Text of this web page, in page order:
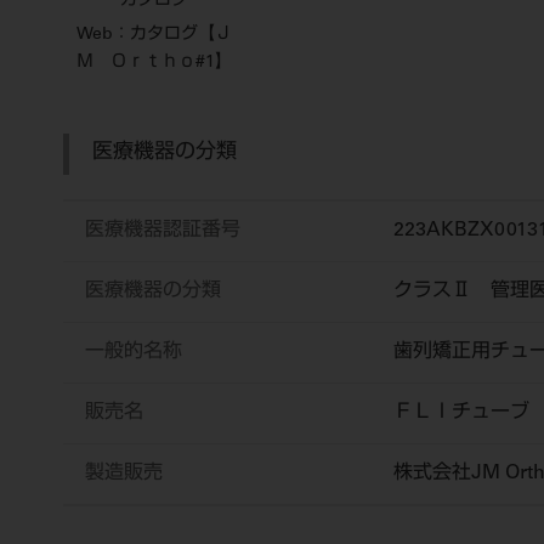
Web：カタログ【Ｊ
Ｍ Ｏｒｔｈｏ#1】
医療機器の分類
医療機器認証番号
医療機器の分類 クラスⅡ 管理
一般的名称 歯列矯正用チュ
販売名 ＦＬＩチューブ
製造販売 株式会社JM